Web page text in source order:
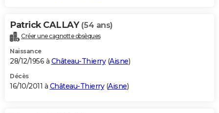
Patrick CALLAY (54 ans)
Créer une cagnotte obsèques
Naissance
28/12/1956 à Château-Thierry(Aisne)
Décès
16/10/2011 à Château-Thierry(Aisne)